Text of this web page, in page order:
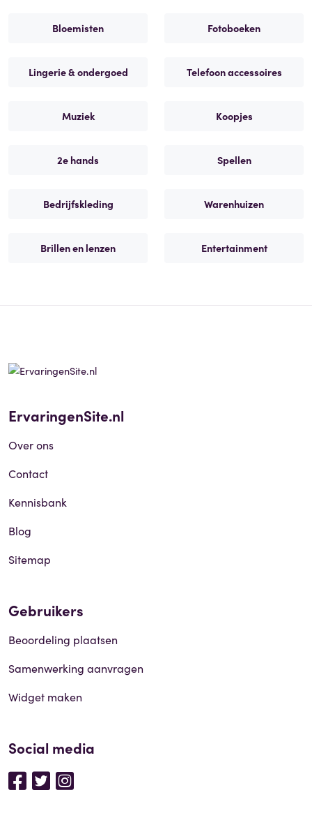
Bloemisten Fotoboeken
Lingerie & ondergoed Telefoon accessoires
Muziek Koopjes
2e hands Spellen
Bedrijfskleding Warenhuizen
Brillen en lenzen Entertainment
ErvaringenSite.nl
Over ons
Contact
Kennisbank
Blog
Sitemap
Gebruikers
Beoordeling plaatsen
Samenwerking aanvragen
Widget maken
Social media